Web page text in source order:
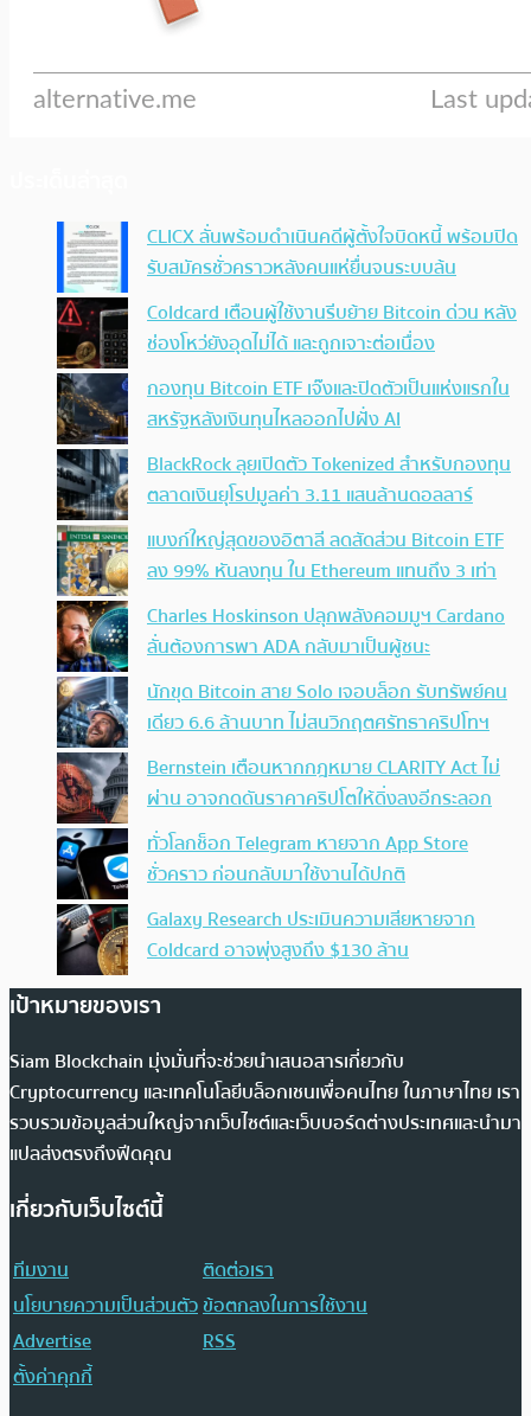
CLICX ลั่นพร้อมดำเนินคดีผู้ตั้งใจบิดหนี้ พร้อมปิด
รับสมัครชั่วคราวหลังคนแห่ยื่นจนระบบล้น
Coldcard เตือนผู้ใช้งานรีบย้าย Bitcoin ด่วน หลัง
ช่องโหว่ยังอุดไม่ได้ และถูกเจาะต่อเนื่อง
กองทุน Bitcoin ETF เจ๊งและปิดตัวเป็นแห่งแรกใน
สหรัฐหลังเงินทุนไหลออกไปฝั่ง AI
BlackRock ลุยเปิดตัว Tokenized สำหรับกองทุน
ตลาดเงินยุโรปมูลค่า 3.11 แสนล้านดอลลาร์
แบงก์ใหญ่สุดของอิตาลี ลดสัดส่วน Bitcoin ETF
ลง 99% หันลงทุน ใน Ethereum แทนถึง 3 เท่า
Charles Hoskinson ปลุกพลังคอมมูฯ Cardano
ลั่นต้องการพา ADA กลับมาเป็นผู้ชนะ
นักขุด Bitcoin สาย Solo เจอบล็อก รับทรัพย์คน
เดียว 6.6 ล้านบาท ไม่สนวิกฤตศรัทธาคริปโทฯ
Bernstein เตือนหากกฎหมาย CLARITY Act ไม่
ผ่าน อาจกดดันราคาคริปโตให้ดิ่งลงอีกระลอก
ทั่วโลกช็อก Telegram หายจาก App Store
ชั่วคราว ก่อนกลับมาใช้งานได้ปกติ
Galaxy Research ประเมินความเสียหายจาก
Coldcard อาจพุ่งสูงถึง $130 ล้าน
เป้าหมายของเรา
Siam Blockchain มุ่งมั่นที่จะช่วยนำเสนอสารเกี่ยวกับ
Cryptocurrency และเทคโนโลยีบล็อกเชนเพื่อคนไทย ในภาษาไทย เรา
รวบรวมข้อมูลส่วนใหญ่จากเว็บไซต์และเว็บบอร์ดต่างประเทศและนำมา
แปลส่งตรงถึงฟีดคุณ
เกี่ยวกับเว็บไซต์นี้
ทีมงาน
ติดต่อเรา
นโยบายความเป็นส่วนตัวข้อตกลงในการใช้งาน
Advertise
RSS
ตั้งค่าคุกกี้